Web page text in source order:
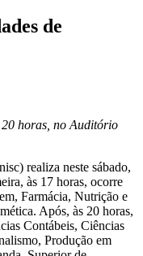
de
horas, no Auditório
realiza neste sábado,
às 17 horas, ocorre
Farmácia, Nutrição e
Após, às 20 horas,
Contábeis, Ciências
Produção em